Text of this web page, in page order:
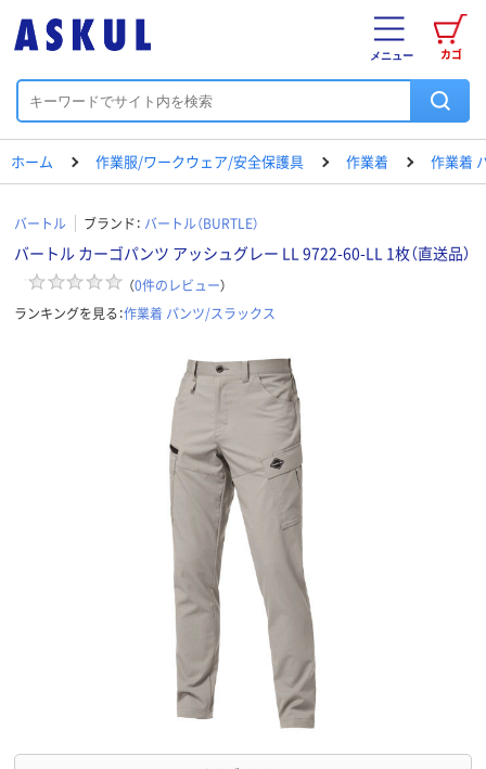
カゴ
メニュー
ホーム 作業服/ワークウェア/安全保護具 作業着 作業着
バートル ブランド： バートル（BURTLE）
バートル カーゴパンツ アッシュグレー LL 9722-60-LL 1枚（直送品）
（0件のレビュー）
ランキングを見る：作業着 パンツ/スラックス